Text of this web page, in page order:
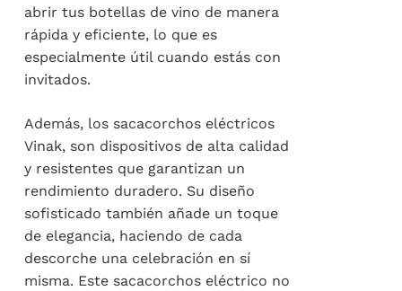
abrir tus botellas de vino de manera
rápida y eficiente, lo que es
especialmente útil cuando estás con
invitados.
Además, los sacacorchos eléctricos
Vinak, son dispositivos de alta calidad
y resistentes que garantizan un
rendimiento duradero. Su diseño
sofisticado también añade un toque
de elegancia, haciendo de cada
descorche una celebración en sí
misma. Este sacacorchos eléctrico no